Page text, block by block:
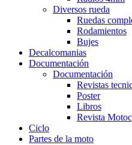
Diversos rueda
Ruedas
Rodamientos
Bujes
Decalcomanias
Documentación
Documentación
Revistas
Poster
Libros
Revista
Ciclo
Partes de la moto